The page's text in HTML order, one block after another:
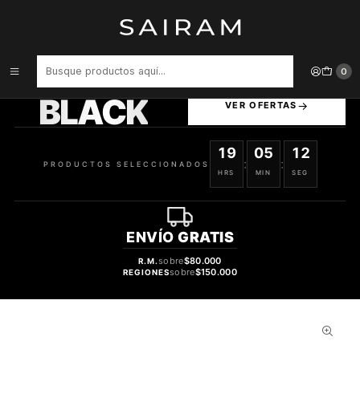
0
PERFUME NICHE EMARATI ANTIQUE BY LATTAFA UNISEX EDP 100
BLACK VER OFERTAS
PRODUCTOS SELECCIONADOS
19
HRS
:
05
MIN
:
11
SEG
ENVÍO GRATIS
R.M.sobre$80.000
REGIONESsobre$150.000